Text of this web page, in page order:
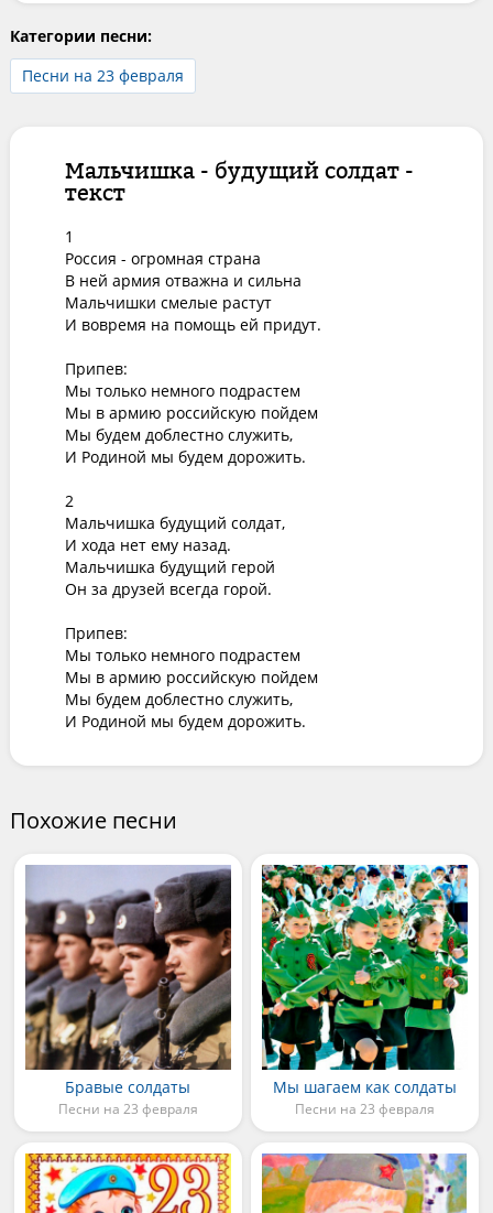
Категории песни:
Песни на 23 февраля
Мальчишка - будущий солдат -
текст
1
Россия - огромная страна
В ней армия отважна и сильна
Мальчишки смелые растут
И вовремя на помощь ей придут.
Припев:
Мы только немного подрастем
Мы в армию российскую пойдем
Мы будем доблестно служить,
И Родиной мы будем дорожить.
2
Мальчишка будущий солдат,
И хода нет ему назад.
Мальчишка будущий герой
Он за друзей всегда горой.
Припев:
Мы только немного подрастем
Мы в армию российскую пойдем
Мы будем доблестно служить,
И Родиной мы будем дорожить.
Похожие песни
Бравые солдаты
Песни на 23 февраля
Мы шагаем как солдаты
Песни на 23 февраля